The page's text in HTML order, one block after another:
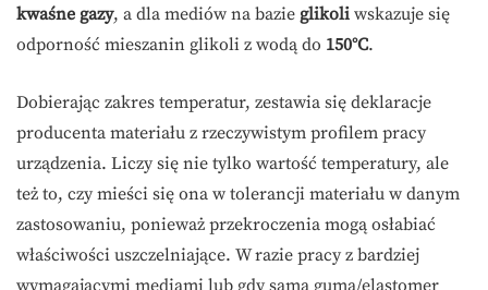
kwaśne gazy, a dla mediów na bazie glikoli wskazuje się
odporność mieszanin glikoli z wodą do 150°C.
Dobierając zakres temperatur, zestawia się deklaracje
producenta materiału z rzeczywistym profilem pracy
urządzenia. Liczy się nie tylko wartość temperatury, ale
też to, czy mieści się ona w tolerancji materiału w danym
zastosowaniu, ponieważ przekroczenia mogą osłabiać
właściwości uszczelniające. W razie pracy z bardziej